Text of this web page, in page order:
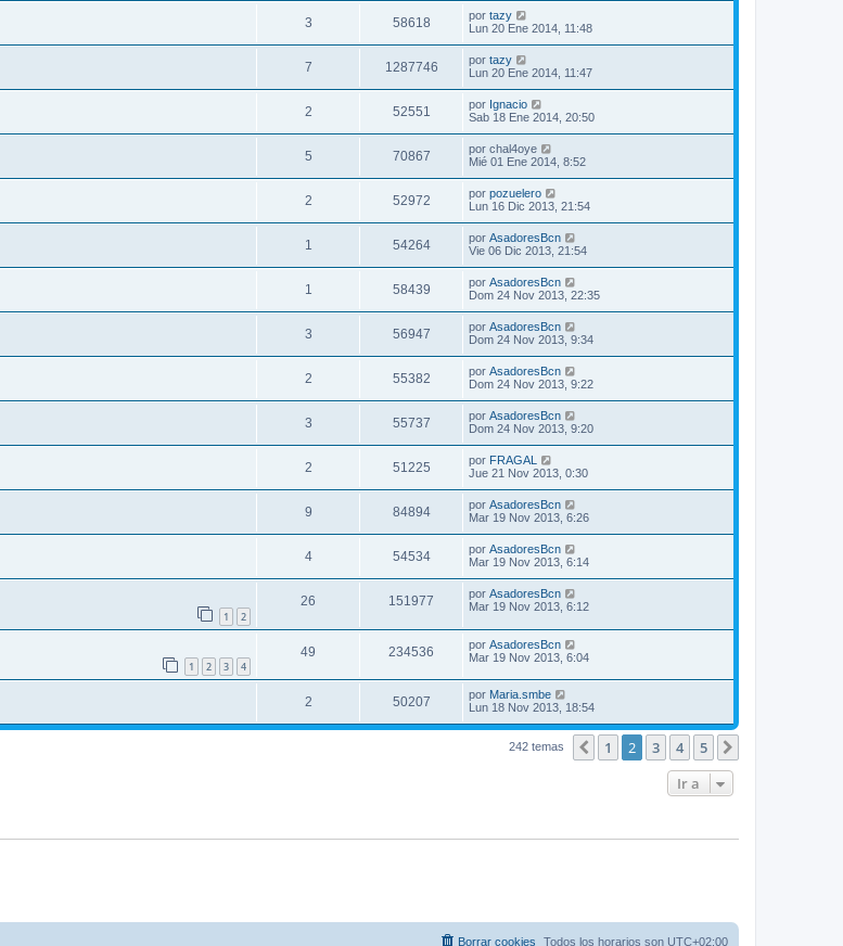
3 58618 por tazy
Lun 20 Ene 2014, 11:48
7 1287746 por tazy
Lun 20 Ene 2014, 11:47
2 52551 por Ignacio
Sab 18 Ene 2014, 20:50
5 70867 por chal4oye
Mié 01 Ene 2014, 8:52
2 52972 por pozuelero
Lun 16 Dic 2013, 21:54
1 54264 por AsadoresBcn
Vie 06 Dic 2013, 21:54
1 58439 por AsadoresBcn
Dom 24 Nov 2013, 22:35
3 56947 por AsadoresBcn
Dom 24 Nov 2013, 9:34
2 55382 por AsadoresBcn
Dom 24 Nov 2013, 9:22
3 55737 por AsadoresBcn
Dom 24 Nov 2013, 9:20
2 51225 por FRAGAL
Jue 21 Nov 2013, 0:30
9 84894 por AsadoresBcn
Mar 19 Nov 2013, 6:26
4 54534 por AsadoresBcn
Mar 19 Nov 2013, 6:14
1 2
26 151977 por AsadoresBcn
Mar 19 Nov 2013, 6:12
1 2 3 4
49 234536 por AsadoresBcn
Mar 19 Nov 2013, 6:04
2 50207 por Maria.smbe
Lun 18 Nov 2013, 18:54
242 temas Anterior
1 2 3 4 5
Ir a
Todos los horarios son UTC+02:00
Borrar cookies